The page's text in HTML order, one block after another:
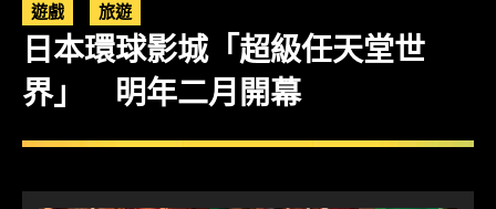
遊戲 旅遊
日本環球影城「超級任天堂世
界」 明年二月開幕